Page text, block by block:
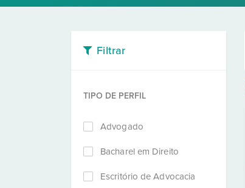
Filtrar
TIPO DE PERFIL
Advogado
Bacharel em Direito
Escritório de Advocacia